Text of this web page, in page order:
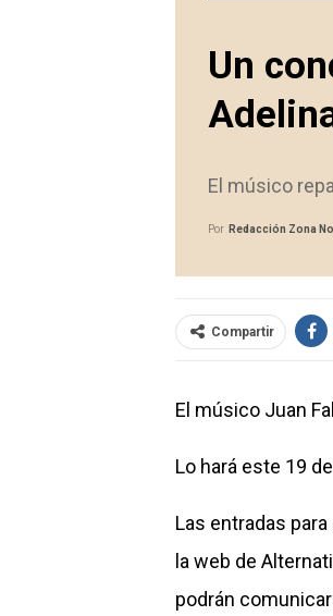
Un
El músico
Por Redacción Zona
Compartir
El músico Juan
Lo hará este 19
Las entradas
la web de
podrán